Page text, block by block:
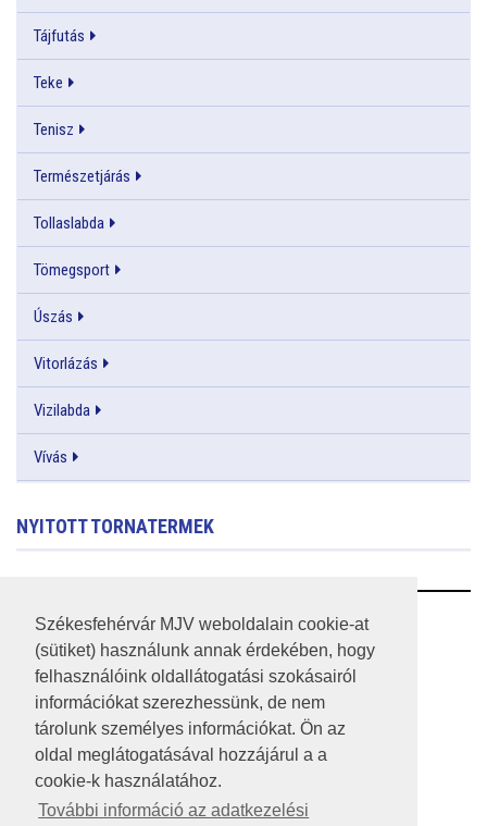
Székesfehérvár MJV weboldalain cookie-at
(sütiket) használunk annak érdekében, hogy
felhasználóink oldallátogatási szokásairól
információkat szerezhessünk, de nem
tárolunk személyes információkat. Ön az
oldal meglátogatásával hozzájárul a a
cookie-k használatához.
További információ az adatkezelési
Tájfutás
Teke
Tenisz
Természetjárás
Tollaslabda
Tömegsport
Úszás
Vitorlázás
Vizilabda
Vívás
NYITOTT TORNATERMEK
RSS
A HONLAP 2017.03.31-I ÁLLAPOTA
JOGI NYILATKOZAT
IMPRESSZUM